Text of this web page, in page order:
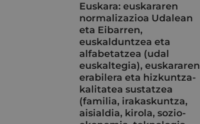
Euskara: euskararen
normalizazioa Udalean
eta Eibarren,
euskalduntzea eta
alfabetatzea (udal
euskaltegia), euskararen
erabilera eta hizkuntza-
kalitatea sustatzea
(familia, irakaskuntza,
aisialdia, kirola, sozio-